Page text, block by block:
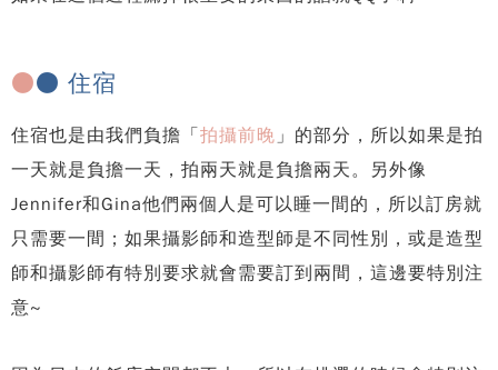
●● 住宿
住宿也是由我們負擔「 拍攝前晚 」的部分，所以如果是拍
一天就是負擔一天，拍兩天就是負擔兩天。另外像
Jennifer和Gina他們兩個人是可以睡一間的，所以訂房就
只需要一間；如果攝影師和造型師是不同性別，或是造型
師和攝影師有特別要求就會需要訂到兩間，這邊要特別注
意~